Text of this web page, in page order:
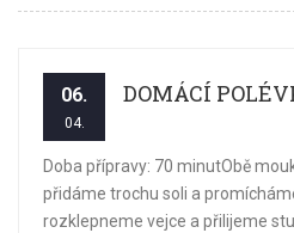
06.
04.
DOMÁCÍ
Doba přípravy: 70 minutObě
přidáme trochu soli a
rozklepneme vejce a přilijeme